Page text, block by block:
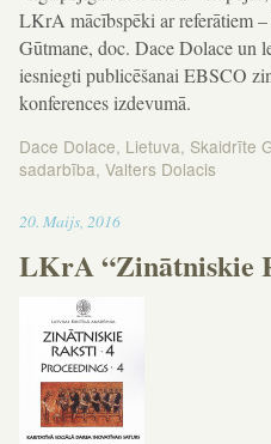
LKrA mācībspēki ar referātiem
Gūtmane, doc. Dace Dolace un
iesniegti publicēšanai EBSCO
konferences izdevumā.
Dace Dolace, Lietuva, Skaidrīte
sadarbība, Valters Dolacis
20. Maijs, 201616:35
LKrA “Zinātniskie